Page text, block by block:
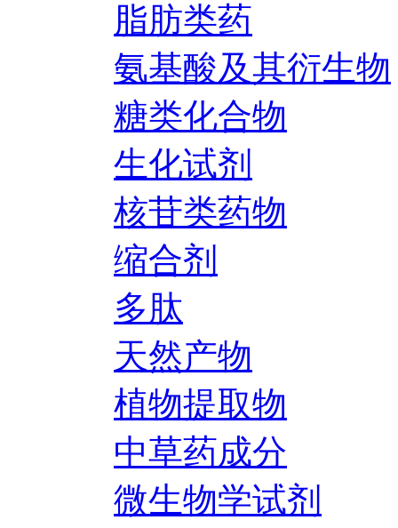
脂肪类药
氨基酸及其衍生物
糖类化合物
生化试剂
核苷类药物
缩合剂
多肽
天然产物
植物提取物
中草药成分
微生物学试剂